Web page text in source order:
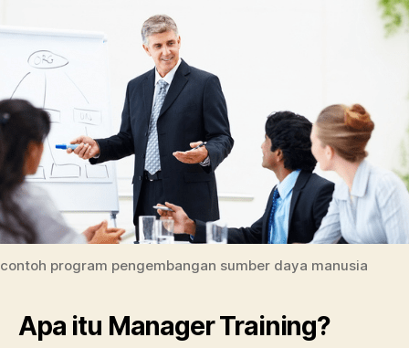
contoh program pengembangan sumber daya manusia
Apa itu Manager Training?